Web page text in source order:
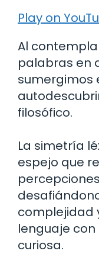
Play on
Al
palabras en
sumergimos
filosófico.
La simetría
espejo que
complejidad
lenguaje
curiosa.